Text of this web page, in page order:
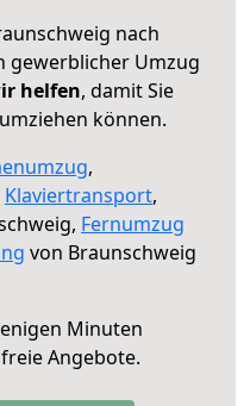
nach
gewerblicher Umzug
helfen, damit Sie
können.
,
Klaviertransport,
Fernumzug
von Braunschweig
Minuten
Angebote.